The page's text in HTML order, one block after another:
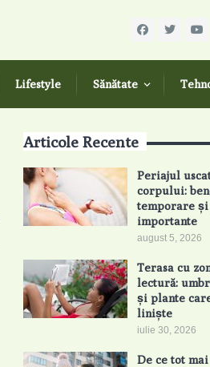
Lifestyle Sănătate
Articole Recente
Periajul
corpului:
temporare
importante
august 5, 2026
Terasa cu
lectură:
și plante
liniște
iulie 30, 2026
De ce tot